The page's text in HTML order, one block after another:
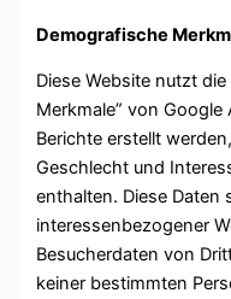
Demografische
Diese Website nutzt
Merkmale” von
Berichte erstellt
Geschlecht und
enthalten. Diese Daten
interessenbezogener
Besucherdaten von
keiner bestimmten